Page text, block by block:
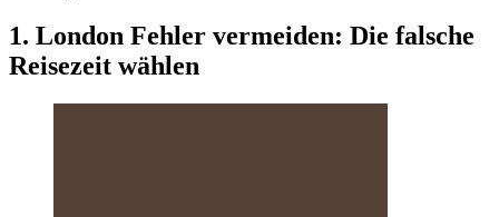
1. London Fehler vermeiden: Die falsche
Reisezeit wählen